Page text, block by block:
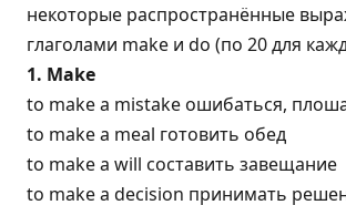
некоторые распространённые
глаголами make и do (по 20 для
1. Make
to make a mistake ошибаться,
to make a meal готовить обед
to make a will составить завещание
to make a decision принимать